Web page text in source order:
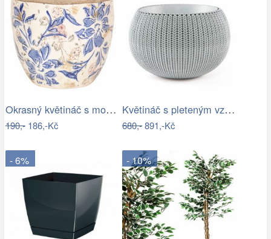
Okrasný květináč s modrými květy - Ø…
190,-186,-Kč
Květináč s pleteným vzorem - RJ
680,-891,-Kč
- 6% - 10%